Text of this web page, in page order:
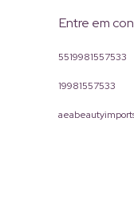
Entre em
5519981557533
19981557533